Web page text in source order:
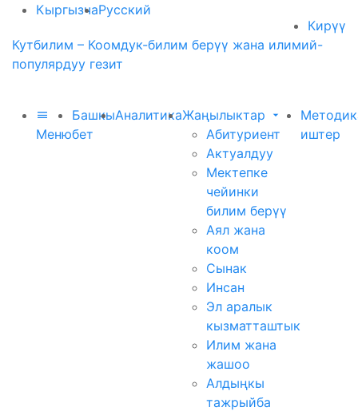
КыргызчаРусский
Кирүү
Кутбилим – Коомдук-билим берүү жана илимий-
популярдуу гезит
Меню
Башкы
бет
АналитикаЖаңылыктар
Абитуриент
Актуалдуу
Мектепке
чейинки
билим берүү
Аял жана
коом
Сынак
Инсан
Эл аралык
кызматташтык
Илим жана
жашоо
Алдыңкы
тажрыйба
иштер